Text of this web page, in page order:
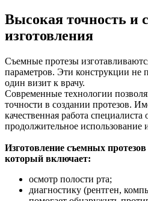
Высокая точность и
изготовления
Съемные протезы
параметров. Эти конструкции не
один визит к врачу.
Современные технологии
точности в создании протезов.
качественная работа специалиста
продолжительное использование
Изготовление съемных
который включает:
осмотр полости рта;
диагностику (рентген,